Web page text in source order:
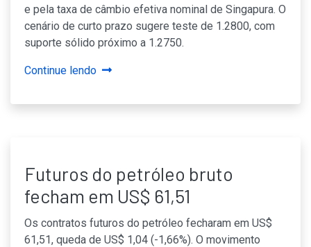
e pela taxa de câmbio efetiva nominal de Singapura. O
cenário de curto prazo sugere teste de 1.2800, com
suporte sólido próximo a 1.2750.
Continue lendo
Futuros do petróleo bruto
fecham em US$ 61,51
Os contratos futuros do petróleo fecharam em US$
61,51, queda de US$ 1,04 (-1,66%). O movimento